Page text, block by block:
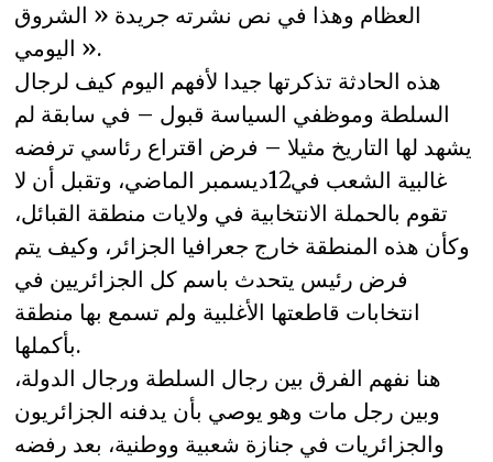
العظام وهذا في نص نشرته جريدة « الشروق
اليومي ».
هذه الحادثة تذكرتها جيدا لأفهم اليوم كيف لرجال
السلطة وموظفي السياسة قبول – في سابقة لم
يشهد لها التاريخ مثيلا – فرض اقتراع رئاسي ترفضه
غالبية الشعب في12ديسمبر الماضي، وتقبل أن لا
تقوم بالحملة الانتخابية في ولايات منطقة القبائل،
وكأن هذه المنطقة خارج جعرافيا الجزائر، وكيف يتم
فرض رئيس يتحدث باسم كل الجزائريين في
انتخابات قاطعتها الأغلبية ولم تسمع بها منطقة
بأكملها.
هنا نفهم الفرق بين رجال السلطة ورجال الدولة،
وبين رجل مات وهو يوصي بأن يدفنه الجزائريون
والجزائريات في جنازة شعبية ووطنية، بعد رفضه